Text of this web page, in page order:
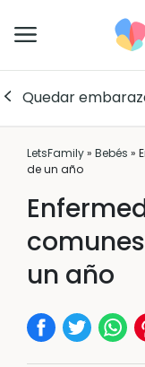
Quedar
LetsFamily» Bebés »
de un año
un año